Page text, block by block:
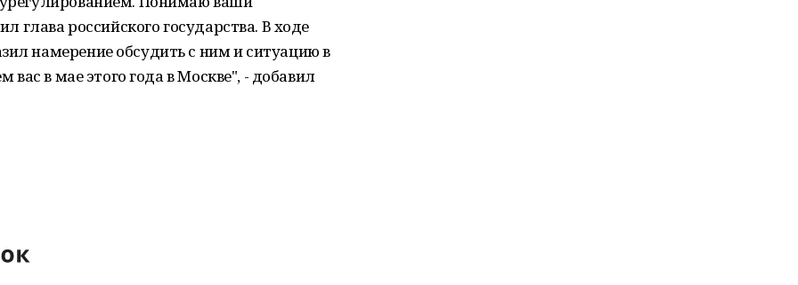
глава российского государства. В ходе
намерение обсудить с ним и ситуацию в
в мае этого года в Москве", - добавил